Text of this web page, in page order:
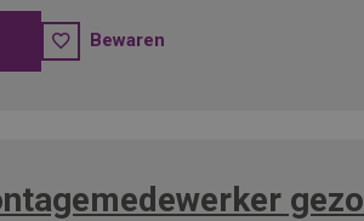
Bewaren